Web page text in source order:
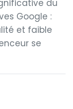
du
Google :
et faible
se